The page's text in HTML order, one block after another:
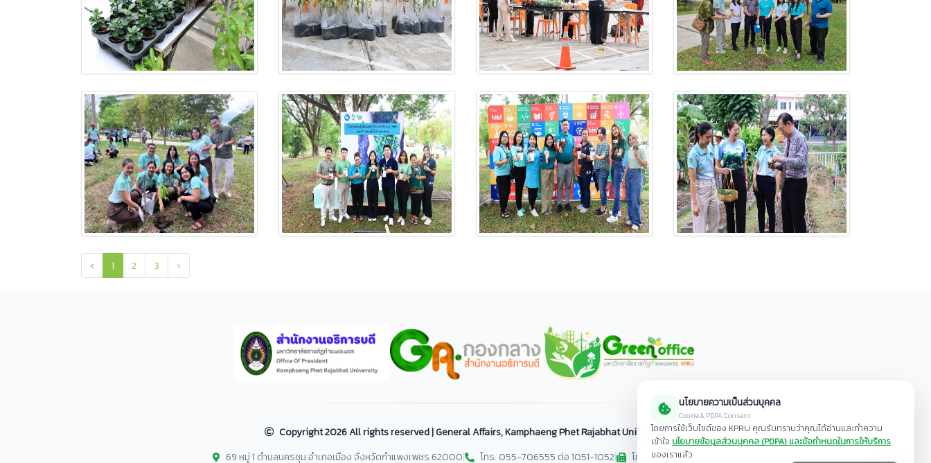
‹ 1 2 3 ›
Copyright2026 All rights reserved | General Affairs, Kamphaeng Phet Rajabhat University
69 หมู่ 1 ตำบลนครชุม อำเภอเมือง จังหวัดกำแพงเพชร 62000| โทร. 055-706555 ต่อ 1051-1052| โทรสาร 055-706518
นโยบายความเป็นส่วนบุคคล
Cookie & PDPA Consent
โดยการใช้เว็บไซต์ของ KPRU คุณรับทราบว่าคุณได้อ่านและทำความ
เข้าใจ นโยบายข้อมูลส่วนบุคคล (PDPA) และข้อกำหนดในการให้บริการ
ของเราแล้ว